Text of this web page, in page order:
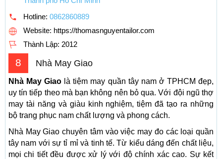
Hotline: 0862860889
Website: https://thomasnguyentailor.com
Thành Lập: 2012
8 Nhà May Giao
Nhà May Giao là tiệm may quần tây nam ở TPHCM đẹp,
uy tín tiếp theo mà bạn không nên bỏ qua. Với đội ngũ thợ
may tài năng và giàu kinh nghiệm, tiệm đã tạo ra những
bộ trang phục nam chất lượng và phong cách.
Nhà May Giao chuyên tâm vào việc may đo các loại quần
tây nam với sự tỉ mỉ và tinh tế. Từ kiểu dáng đến chất liệu,
mọi chi tiết đều được xử lý với độ chính xác cao. Sự kết